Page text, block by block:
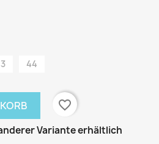
44
favorite_border
Variante erhältlich